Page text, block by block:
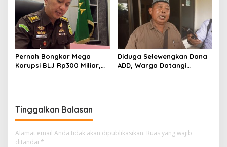
Men Riau Atas Kegiatan
Bakti Sosial Kesehatan Di
Bengkalis.
Kampanye Lingkungan
Pernah Bongkar Mega
Korupsi BLJ Rp300 Miliar,
Diduga Selewengkan Dana
ADD, Warga Datangi
Tinggalkan Balasan
Alamat email Anda tidak akan dipublikasikan. Ruas yang wajib
ditandai *